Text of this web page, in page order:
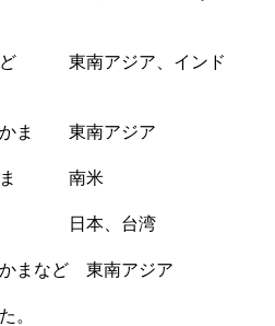
ど 東南アジア、インド
かま 東南アジア
かま 南米
日本、台湾
かまなど 東南アジア
。